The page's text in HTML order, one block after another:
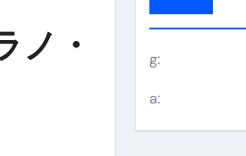
ノ・
g:
a: